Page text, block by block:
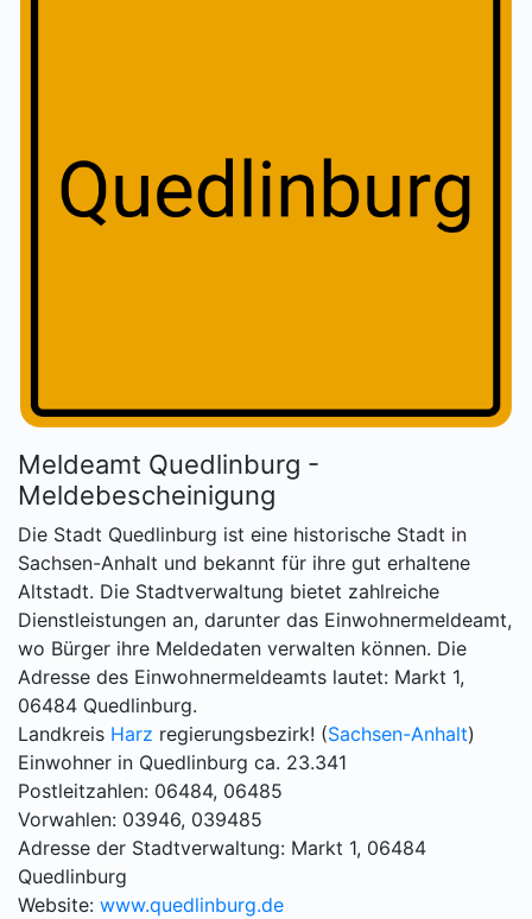
Meldeamt Quedlinburg -
Meldebescheinigung
Die Stadt Quedlinburg ist eine historische Stadt in
Sachsen-Anhalt und bekannt für ihre gut erhaltene
Altstadt. Die Stadtverwaltung bietet zahlreiche
Dienstleistungen an, darunter das Einwohnermeldeamt,
wo Bürger ihre Meldedaten verwalten können. Die
Adresse des Einwohnermeldeamts lautet: Markt 1,
06484 Quedlinburg.
Landkreis Harz regierungsbezirk! (Sachsen-Anhalt)
Einwohner in Quedlinburg ca. 23.341
Postleitzahlen: 06484, 06485
Vorwahlen: 03946, 039485
Adresse der Stadtverwaltung: Markt 1, 06484
Quedlinburg
Website: www.quedlinburg.de